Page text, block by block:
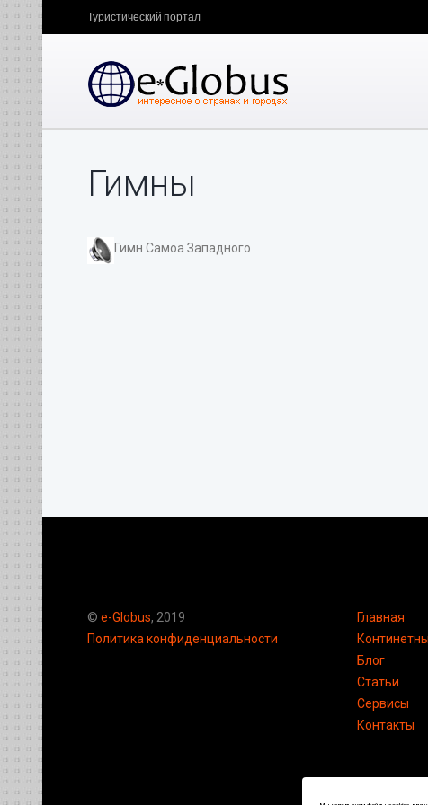
Туристический портал
Гимны
Гимн Самоа Западного
© e-Globus, 2019
Политика конфиденциальности
Главная
Континетны
Блог
Статьи
Сервисы
Контакты